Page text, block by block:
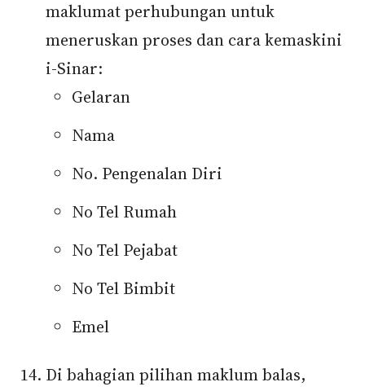
maklumat perhubungan untuk
meneruskan proses dan cara kemaskini
i-Sinar:
Gelaran
Nama
No. Pengenalan Diri
No Tel Rumah
No Tel Pejabat
No Tel Bimbit
Emel
Di bahagian pilihan maklum balas,